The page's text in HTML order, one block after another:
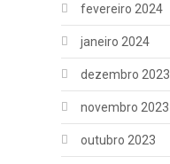
fevereiro 2024
janeiro 2024
dezembro 2023
novembro 2023
outubro 2023